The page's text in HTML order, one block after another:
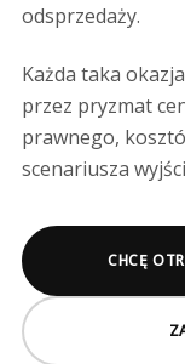
odsprzedaży.
Każda taka
przez pryzmat
prawnego,
scenariusza
CHCĘ